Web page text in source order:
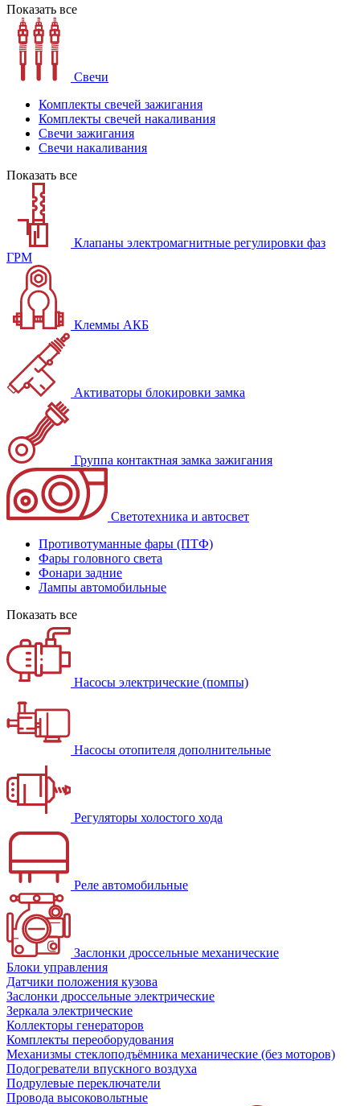
Показать все
Свечи
Комплекты свечей зажигания
Комплекты свечей накаливания
Свечи зажигания
Свечи накаливания
Показать все
Клапаны электромагнитные регулировки фаз
ГРМ
Клеммы АКБ
Активаторы блокировки замка
Группа контактная замка зажигания
Светотехника и автосвет
Противотуманные фары (ПТФ)
Фары головного света
Фонари задние
Лампы автомобильные
Показать все
Насосы электрические (помпы)
Насосы отопителя дополнительные
Регуляторы холостого хода
Реле автомобильные
Заслонки дроссельные механические
Блоки управления
Датчики положения кузова
Заслонки дроссельные электрические
Зеркала электрические
Коллекторы генераторов
Комплекты переоборудования
Механизмы стеклоподъёмника механические (без моторов)
Подогреватели впускного воздуха
Подрулевые переключатели
Провода высоковольтные